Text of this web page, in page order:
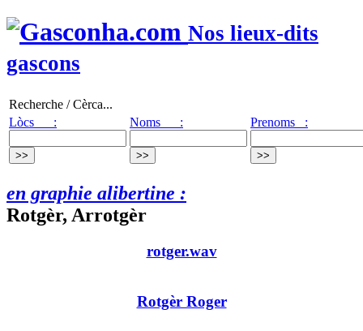
Nos lieux-dits
gascons
Recherche / Cèrca...
Lòcs :
Noms : Prenoms :
en graphie alibertine :
Rotgèr, Arrotgèr
rotger.wav
Rotgèr Roger